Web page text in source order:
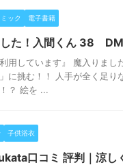
ック 電子書籍
た！入間くん 38
用しています』 魔入りま
に挑む！！ 人手が全く足り
？ 絵を ...
子供浴衣
口コミ 評判｜涼し